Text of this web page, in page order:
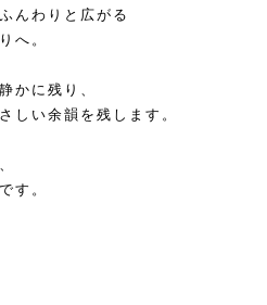
んわりと広がる
へ。
かに残り、
しい余韻を残します。
す。